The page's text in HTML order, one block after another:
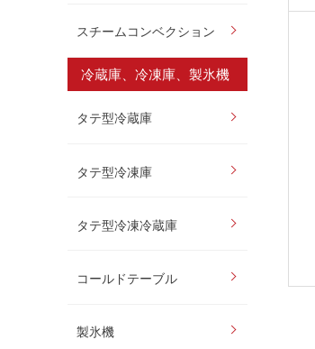
スチームコンベクション
冷蔵庫、冷凍庫、製氷機
タテ型冷蔵庫
タテ型冷凍庫
タテ型冷凍冷蔵庫
コールドテーブル
製氷機